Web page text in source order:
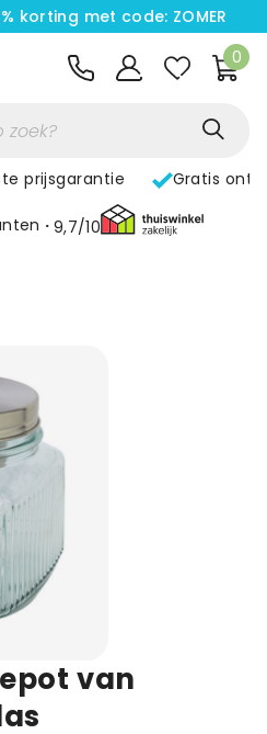
korting met code: ZOMER
0
prijsgarantie Gratis
9,7/10
van